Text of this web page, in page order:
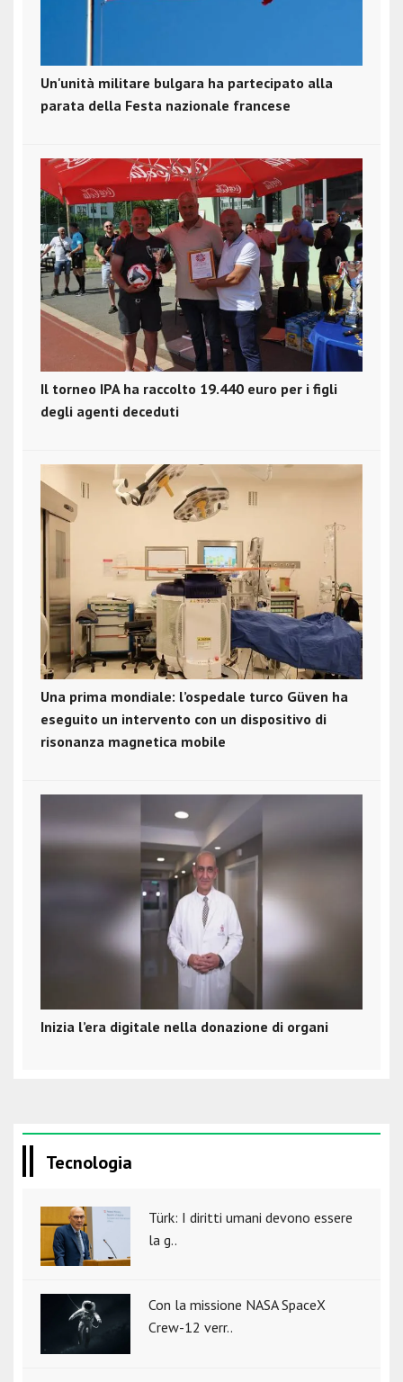
Un'unità militare bulgara ha partecipato alla
parata della Festa nazionale francese
Il torneo IPA ha raccolto 19.440 euro per i figli
degli agenti deceduti
Una prima mondiale: l’ospedale turco Güven ha
eseguito un intervento con un dispositivo di
risonanza magnetica mobile
Inizia l’era digitale nella donazione di organi
Tecnologia
Türk: I diritti umani devono essere
la g..
Con la missione NASA SpaceX
Crew-12 verr..